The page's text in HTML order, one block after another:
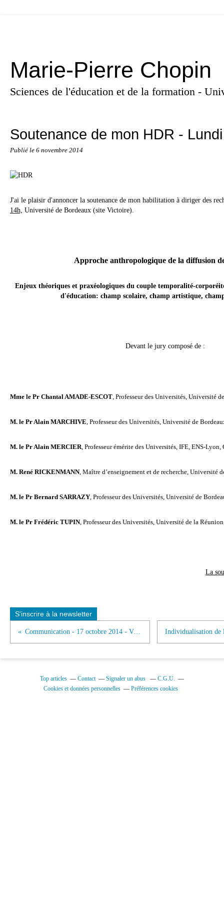
Marie-Pierre Chopin
Sciences de l'éducation et de la formation -
Soutenance de mon HDR -
Publié le 6 novembre 2014
J'ai le plaisir d'annoncer la soutenance de mon habilitation à diriger des
14h, Université de Bordeaux (site Victoire).
Approche anthropologique de la diffusion
Enjeux théoriques et praxéologiques du couple temporalité-
d'éducation: champ scolaire, champ artistique,
Devant le jury composé de :
Mme le Pr Chantal AMADE-ESCOT, Professeur des Universités, Université
M. le Pr Alain MARCHIVE, Professeur des Universités, Université de
M. le Pr Alain MERCIER, Professeur émérite des Universités, IFE, ENS-Lyon,
M. René RICKENMANN, Maître d’enseignement et de recherche, Université
M. le Pr Bernard SARRAZY, Professeur des Universités, Université de
M. le Pr Frédéric TUPIN, Professeur des Universités, Université de la
La
S'inscrire à la newsletter
Communication - 17 octobre 2014 - ViSA 2014
Top articles Contact Signaler un abus
C.G.U.
Cookies et données personnelles
Préférences cookies